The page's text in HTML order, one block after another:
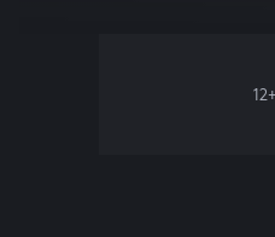
12+